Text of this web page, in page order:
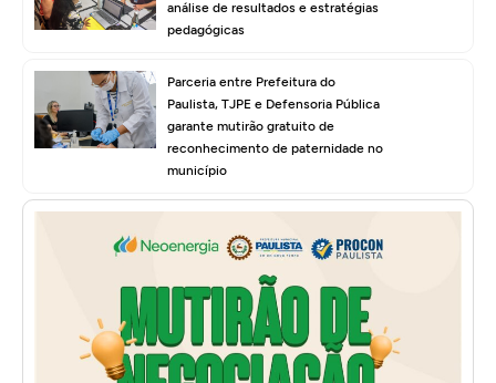
análise de resultados e estratégias
pedagógicas
Parceria entre Prefeitura do
Paulista, TJPE e Defensoria Pública
garante mutirão gratuito de
reconhecimento de paternidade no
município